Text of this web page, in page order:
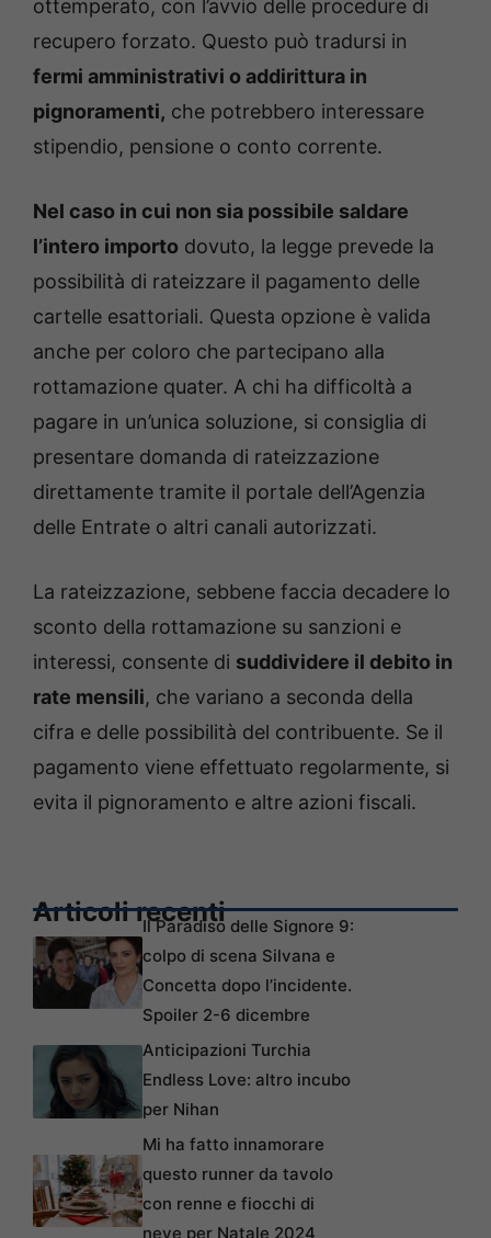
ottemperato, con l’avvio delle procedure di
recupero forzato. Questo può tradursi in
fermi amministrativi o addirittura in
pignoramenti, che potrebbero interessare
stipendio, pensione o conto corrente.
Nel caso in cui non sia possibile saldare
l’intero importo dovuto, la legge prevede la
possibilità di rateizzare il pagamento delle
cartelle esattoriali. Questa opzione è valida
anche per coloro che partecipano alla
rottamazione quater. A chi ha difficoltà a
pagare in un’unica soluzione, si consiglia di
presentare domanda di rateizzazione
direttamente tramite il portale dell’Agenzia
delle Entrate o altri canali autorizzati.
La rateizzazione, sebbene faccia decadere lo
sconto della rottamazione su sanzioni e
interessi, consente di suddividere il debito in
rate mensili, che variano a seconda della
cifra e delle possibilità del contribuente. Se il
pagamento viene effettuato regolarmente, si
evita il pignoramento e altre azioni fiscali.
Articoli recentiIl Paradiso delle Signore 9:
colpo di scena Silvana e
Concetta dopo l’incidente.
Spoiler 2-6 dicembre
Anticipazioni Turchia
Endless Love: altro incubo
per Nihan
Mi ha fatto innamorare
questo runner da tavolo
con renne e fiocchi di
neve per Natale 2024